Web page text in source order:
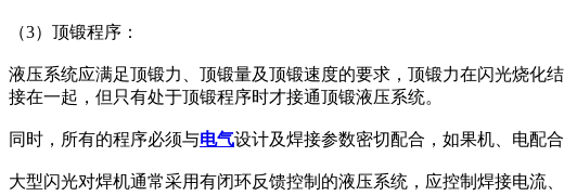
（3）顶锻程序：
液压系统应满足顶锻力、顶锻量及顶锻速度的要求，顶锻力在闪光烧化
接在一起，但只有处于顶锻程序时才接通顶锻液压系统。
同时，所有的程序必须与电气设计及焊接参数密切配合，如果机、电配
大型闪光对焊机通常采用有闭环反馈控制的液压系统，应控制焊接电流